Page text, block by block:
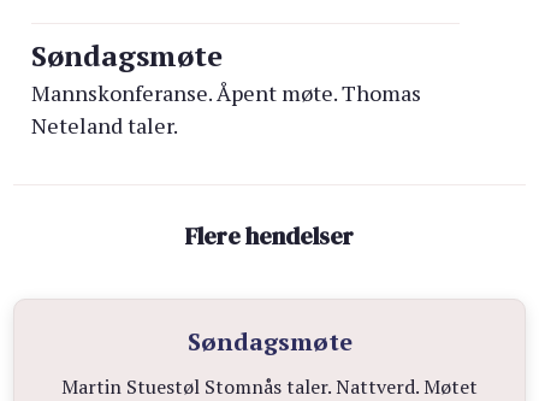
Søndagsmøte
Mannskonferanse. Åpent møte. Thomas
Neteland taler.
Flere hendelser
Søndagsmøte
Martin Stuestøl Stomnås taler. Nattverd. Møtet